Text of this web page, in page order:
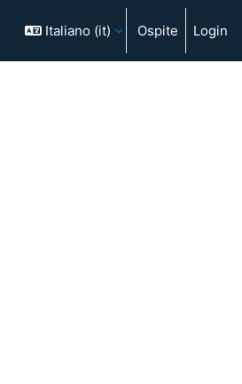
Italiano ‎(it)‎ Ospite Login